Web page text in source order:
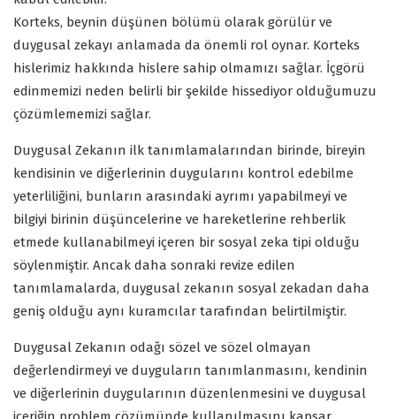
Korteks, beynin düşünen bölümü olarak görülür ve
duygusal zekayı anlamada da önemli rol oynar. Korteks
hislerimiz hakkında hislere sahip olmamızı sağlar. İçgörü
edinmemizi neden belirli bir şekilde hissediyor olduğumuzu
çözümlememizi sağlar.
Duygusal Zekanın ilk tanımlamalarından birinde, bireyin
kendisinin ve diğerlerinin duygularını kontrol edebilme
yeterliliğini, bunların arasındaki ayrımı yapabilmeyi ve
bilgiyi birinin düşüncelerine ve hareketlerine rehberlik
etmede kullanabilmeyi içeren bir sosyal zeka tipi olduğu
söylenmiştir. Ancak daha sonraki revize edilen
tanımlamalarda, duygusal zekanın sosyal zekadan daha
geniş olduğu aynı kuramcılar tarafından belirtilmiştir.
Duygusal Zekanın odağı sözel ve sözel olmayan
değerlendirmeyi ve duyguların tanımlanmasını, kendinin
ve diğerlerinin duygularının düzenlenmesini ve duygusal